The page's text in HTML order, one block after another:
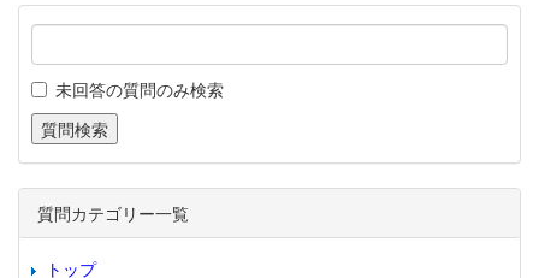
未回答の質問のみ検索
質問カテゴリー一覧
トップ